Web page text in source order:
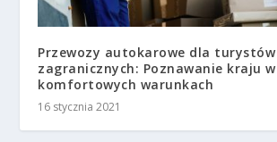
Przewozy autokarowe dla turystów
zagranicznych: Poznawanie kraju w
komfortowych warunkach
16 stycznia 2021